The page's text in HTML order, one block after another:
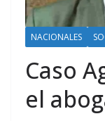
NACIONALES
Caso
el